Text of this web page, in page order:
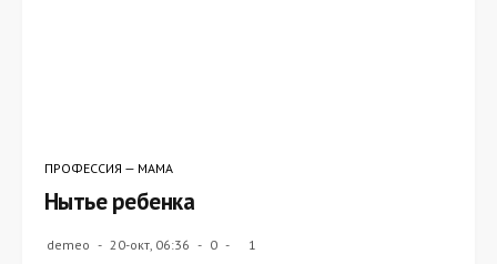
ПРОФЕССИЯ — МАМА
Нытье ребенка
demeo 20-окт, 06:36 0 1